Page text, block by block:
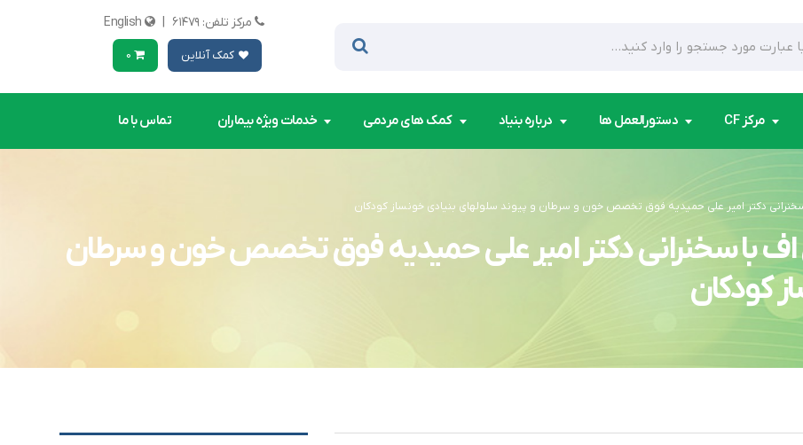
مرکز تلفن: ۶۱۴۷۹ |
English
کمک آنلاین 0
مرکز CF دستورالعمل ها درباره بنیاد کمک های مردمی خدمات ویژه بیماران تماس با ما
سخنرانی دکتر امیر علی حمیدیه فوق تخصص خون و سرطان و پیوند سلولهای بنیادی خونساز کودکان
اف با سخنرانی دکتر امیر علی حمیدیه فوق تخصص خون و سرطان
کودکان